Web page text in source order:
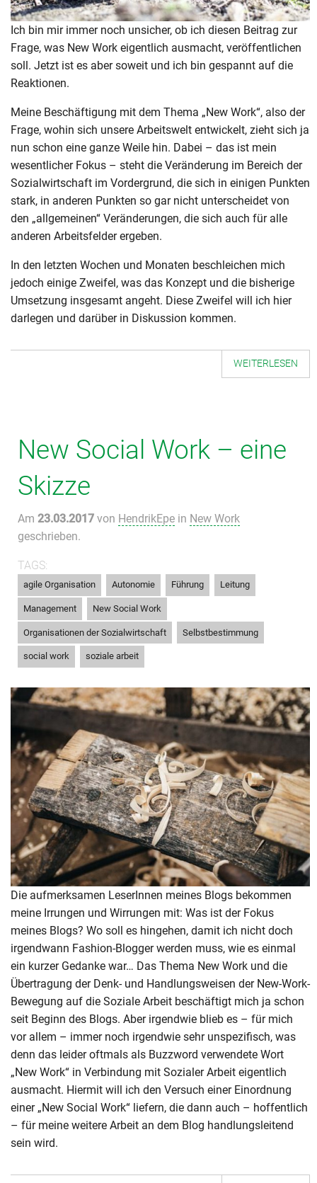
Ich bin mir immer noch unsicher, ob ich diesen Beitrag zur
Frage, was New Work eigentlich ausmacht, veröffentlichen
soll. Jetzt ist es aber soweit und ich bin gespannt auf die
Reaktionen.
Meine Beschäftigung mit dem Thema „New Work“, also der
Frage, wohin sich unsere Arbeitswelt entwickelt, zieht sich ja
nun schon eine ganze Weile hin. Dabei – das ist mein
wesentlicher Fokus – steht die Veränderung im Bereich der
Sozialwirtschaft im Vordergrund, die sich in einigen Punkten
stark, in anderen Punkten so gar nicht unterscheidet von
den „allgemeinen“ Veränderungen, die sich auch für alle
anderen Arbeitsfelder ergeben.
In den letzten Wochen und Monaten beschleichen mich
jedoch einige Zweifel, was das Konzept und die bisherige
Umsetzung insgesamt angeht. Diese Zweifel will ich hier
darlegen und darüber in Diskussion kommen.
WEITERLESEN
New Social Work – eine
Skizze
Am 23.03.2017 von HendrikEpe in New Work
geschrieben.
TAGS:
agile Organisation Autonomie Führung Leitung
Management New Social Work
Organisationen der Sozialwirtschaft Selbstbestimmung
social work soziale arbeit
Die aufmerksamen LeserInnen meines Blogs bekommen
meine Irrungen und Wirrungen mit: Was ist der Fokus
meines Blogs? Wo soll es hingehen, damit ich nicht doch
irgendwann Fashion-Blogger werden muss, wie es einmal
ein kurzer Gedanke war… Das Thema New Work und die
Übertragung der Denk- und Handlungsweisen der New-Work-
Bewegung auf die Soziale Arbeit beschäftigt mich ja schon
seit Beginn des Blogs. Aber irgendwie blieb es – für mich
vor allem – immer noch irgendwie sehr unspezifisch, was
denn das leider oftmals als Buzzword verwendete Wort
„New Work“ in Verbindung mit Sozialer Arbeit eigentlich
ausmacht. Hiermit will ich den Versuch einer Einordnung
einer „New Social Work“ liefern, die dann auch – hoffentlich
– für meine weitere Arbeit an dem Blog handlungsleitend
sein wird.